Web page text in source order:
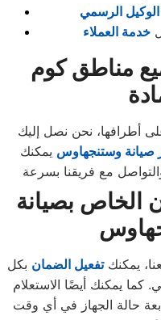
الوكيل الرسمي
خدمة العملاء
مناطق كوم
أطرافها، نحن نصل إليك
صيانة وستنجهاوس يمكنك
الخاص بصيانة
يمكنكتفعيل الضمان بكل
كما يمكنك أيضًا الاستعلام